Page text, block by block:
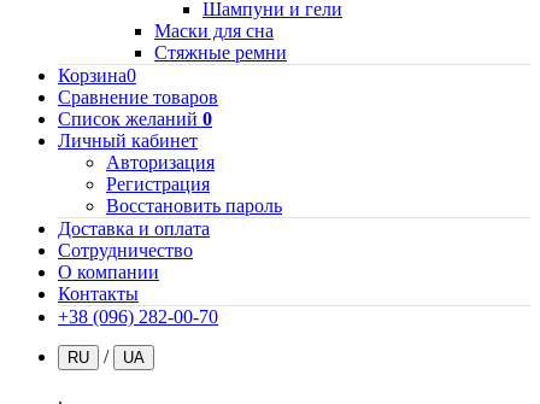
Шампуни и гели
Маски для сна
Стяжные ремни
Корзина0
Сравнение товаров
Список желаний 0
Личный кабинет
Авторизация
Регистрация
Восстановить пароль
Доставка и оплата
Сотрудничество
О компании
Контакты
+38 (096) 282-00-70
RU / UA
.